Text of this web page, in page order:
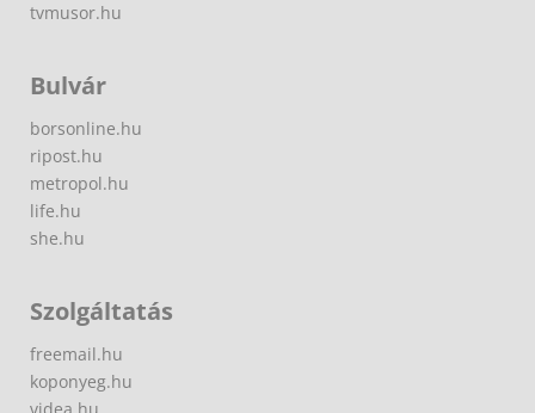
tvmusor.hu
Bulvár
borsonline.hu
ripost.hu
metropol.hu
life.hu
she.hu
Szolgáltatás
freemail.hu
koponyeg.hu